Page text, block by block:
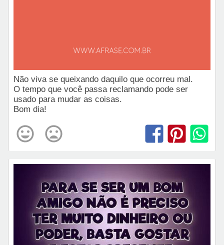
Não viva se queixando daquilo que ocorreu mal.
O tempo que você passa reclamando pode ser
usado para mudar as coisas.
Bom dia!